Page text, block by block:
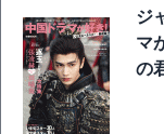
ジ
マ
の